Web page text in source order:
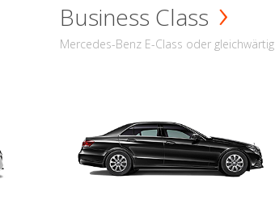
Business Class
Mercedes-Benz E-Class oder gleichwärtig